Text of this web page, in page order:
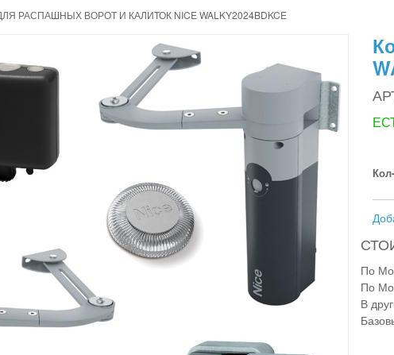
РАСПАШНЫХ ВОРОТ И КАЛИТОК NICE WALKY2024BDKCE
По
По
В